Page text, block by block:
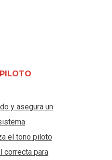
y asegura un
el tono piloto
correcta para